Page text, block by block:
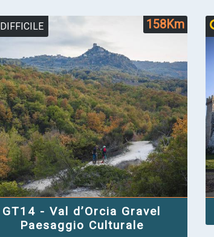
DIFFICILE 158Km
GT14 - Val d’Orcia Gravel
Paesaggio Culturale